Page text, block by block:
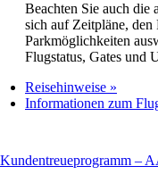
Beachten Sie auch die
sich auf Zeitpläne,
Parkmöglichkeiten
Flugstatus, Gates und
Reisehinweise
Informationen zum
Kundentreueprogramm –